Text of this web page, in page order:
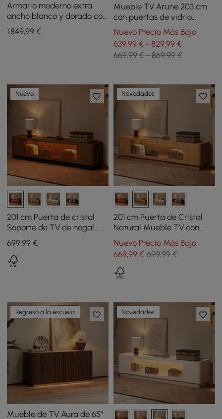
Armario moderno extra
ancho blanco y dorado con
puerta de vidrio
transparente para
1.849,99 €
Mueble TV Arune 203 cm
con puertas de vidrio
arqueadas, almacenaje y
luz LED - nogal
Nuevo Precio Más Bajo
639,99 € - 829,99 €
669,99 € - 869,99 €
Nuevo
201 cm Puerta de cristal
Soporte de TV de nogal
con almacenamiento y LED
699,99 €
Novedades
201 cm Puerta de Cristal
Natural Mueble TV con
Almacenamiento y LED
Nuevo Precio Más Bajo
669,99€ 699,99 €
Regreso a la escuela
Mueble de TV Aura de 65"
Novedades